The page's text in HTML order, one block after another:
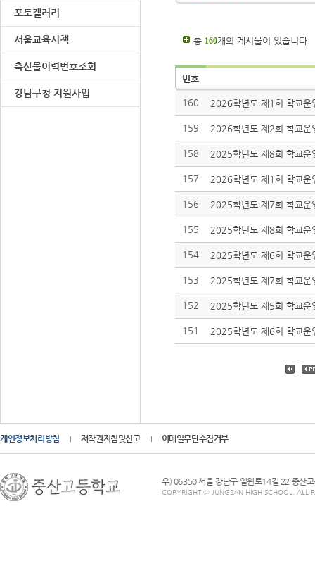
포토갤러리
서울교육시책
축산물이력번호조회
강남구청 지원사업
총 160개의 게시물이 있습니다.
번호
160 2026학년도 제1회 학교운
159 2026학년도 제2회 학교운
158 2025학년도 제8회 학교운
157 2026학년도 제1회 학교운
156 2025학년도 제7회 학교운
155 2025학년도 제8회 학교운
154 2025학년도 제6회 학교운
153 2025학년도 제7회 학교운
152 2025학년도 제5회 학교운
151 2025학년도 제6회 학교운
개인정보처리방침 저작권지침및신고 이메일무단수집거부
우) 06350 서울 강남구 일원로14길 22 중산
COPYRIGHT © JUNGSAN HIGH SCHOOL. ALL